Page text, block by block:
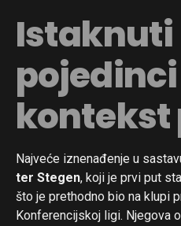
Istaknuti
kontekst
Najveće iznenađenje u
ter Stegen, koji je prvi put
što je prethodno bio na klupi
Konferencijskoj ligi. Njegova